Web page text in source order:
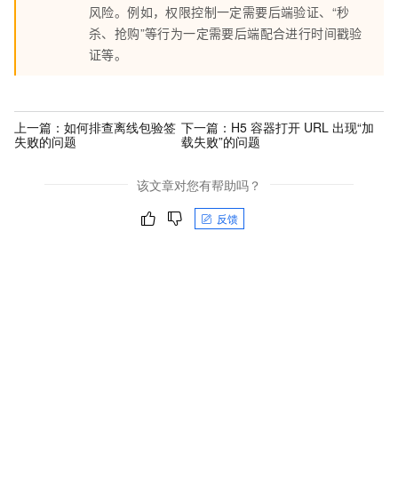
风险。例如，权限控制一定需要后端验证、“秒
杀、抢购”等行为一定需要后端配合进行时间戳验
证等。
上一篇： 如何排查离线包验签
失败的问题
下一篇： H5 容器打开 URL 出现“加
载失败”的问题
该文章对您有帮助吗？
反馈